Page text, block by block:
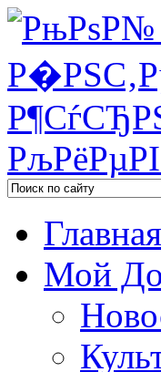
Главная
Мой